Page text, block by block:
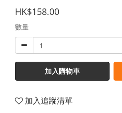
HK$158.00
數量
加入購物車
加入追蹤清單